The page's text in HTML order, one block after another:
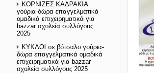
ΚΟΡΝΙΖΕΣ ΚΑΔΡΑΚΙΑ
γούρια-δώρα επαγγελματικά
ομαδικά επιχειρηματικά για
bazzar σχολεία συλλόγους
2025
ΚΥΚΛΟΙ σε βότσαλο γούρια-
δώρα επαγγελματικά ομαδικά
επιχειρηματικά για bazzar
σχολεία συλλόγους 2025